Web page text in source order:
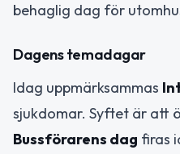
behaglig dag för
Dagens temadagar
Idag uppmärksammas
sjukdomar. Syftet är att
Bussförarens dag firas